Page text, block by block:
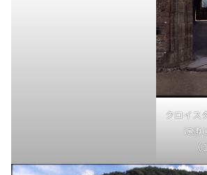
クロイス
に通